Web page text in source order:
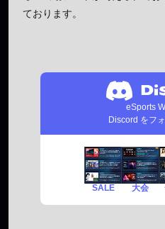
ております。
eSports
Discord をフ
SALE 大会